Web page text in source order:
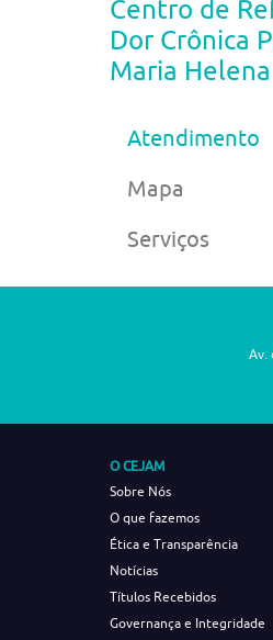
Centro de
Dor Crônica
Maria Helena
Atendimento
Mapa
Serviços
Av.
O CEJAM
Sobre Nós
O que fazemos
Ética e Transparência
Notícias
Títulos Recebidos
Governança e Integridade